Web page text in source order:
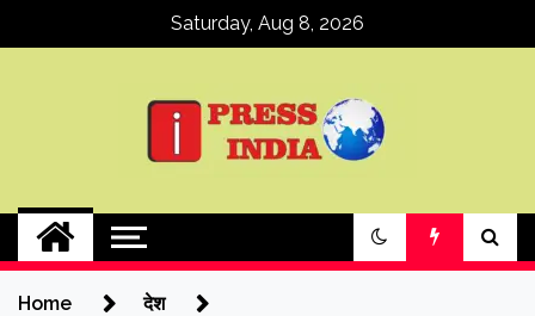
Saturday, Aug 8, 2026
ipressindia
Home
देश